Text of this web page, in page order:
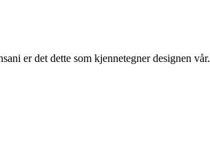
er det dette som kjennetegner designen